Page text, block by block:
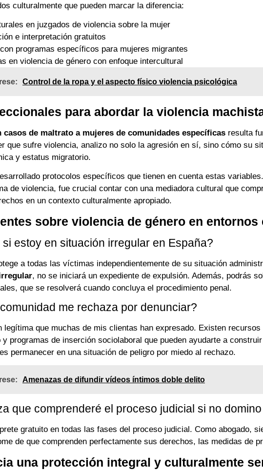
culturalmente que pueden marcar la diferencia:
en juzgados de violencia sobre la mujer
e interpretación gratuitos
programas específicos para mujeres migrantes
en violencia de género con enfoque intercultural
Control de la ropa y el aspecto físico violencia psicológica
para abordar la violencia
casos de maltrato a mujeres de comunidades específicas resulta
que sufre violencia, analizo no solo la agresión en sí, sino cómo su
y estatus migratorio.
protocolos específicos que tienen en cuenta estas
de violencia, fue crucial contar con una mediadora cultural que
en un contexto culturalmente apropiado.
sobre violencia de género en
estoy en situación irregular en España?
a todas las víctimas independientemente de su situación
, no se iniciará un expediente de expulsión. Además, podrás
que se resolverá cuando concluya el procedimiento penal.
me rechaza por denunciar?
legítima que muchas de mis clientas han expresado. Existen
programas de inserción sociolaboral que pueden ayudarte a
permanecer en una situación de peligro por miedo al rechazo.
Amenazas de difundir vídeos íntimos doble delito
que comprenderé el proceso judicial si no
gratuito en todas las fases del proceso judicial. Como abogado,
de que comprenden perfectamente sus derechos, las medidas de
una protección integral y culturalmente